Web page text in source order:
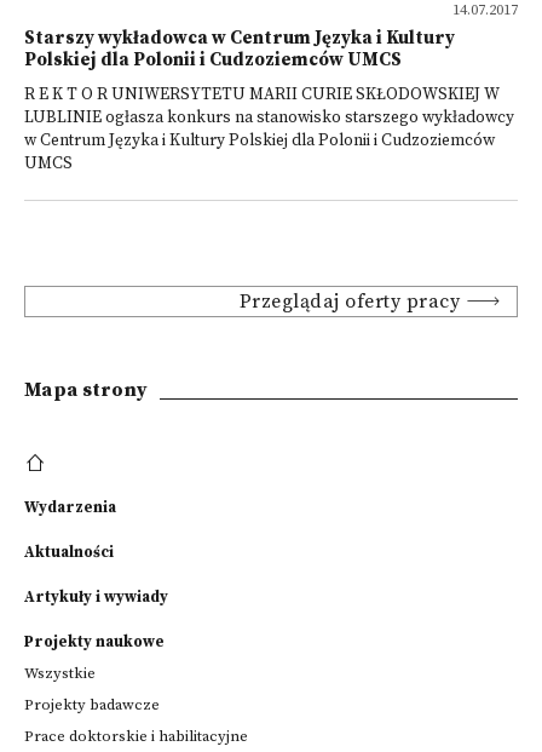
14.07.2017
Starszy wykładowca w Centrum Języka i Kultury
Polskiej dla Polonii i Cudzoziemców UMCS
R E K T O R UNIWERSYTETU MARII CURIE SKŁODOWSKIEJ W
LUBLINIE ogłasza konkurs na stanowisko starszego wykładowcy
w Centrum Języka i Kultury Polskiej dla Polonii i Cudzoziemców
UMCS
Przeglądaj oferty pracy
Mapa strony
Wydarzenia
Aktualności
Artykuły i wywiady
Projekty naukowe
Wszystkie
Projekty badawcze
Prace doktorskie i habilitacyjne